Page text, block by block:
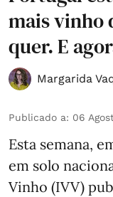
mais vinho
quer. E
Margarida
Publicado a: 06
Esta semana,
em solo
Vinho (IVV)